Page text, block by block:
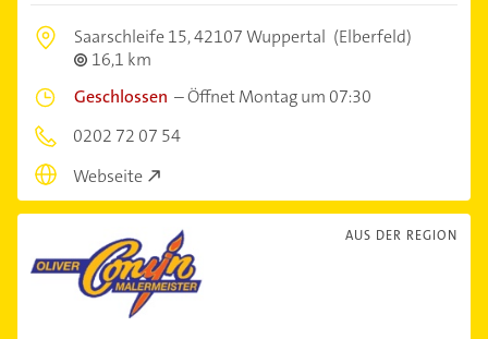
Saarschleife 15,42107 Wuppertal (Elberfeld)
16,1 km
Geschlossen –Öffnet Montag um 07:30
0202 72 07 54
Webseite
AUS DER REGION